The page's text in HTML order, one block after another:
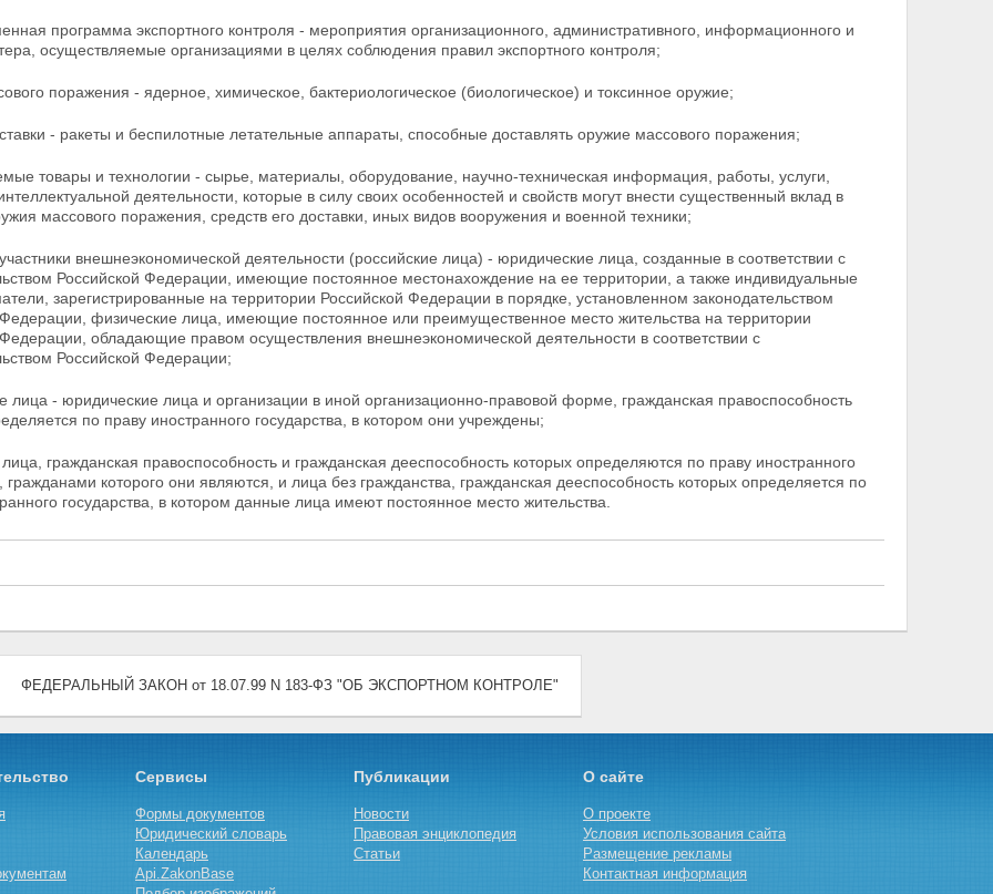
программа экспортного контроля - мероприятия организационного, административного, информационного и
осуществляемые организациями в целях соблюдения правил экспортного контроля;
поражения - ядерное, химическое, бактериологическое (биологическое) и токсинное оружие;
- ракеты и беспилотные летательные аппараты, способные доставлять оружие массового поражения;
товары и технологии - сырье, материалы, оборудование, научно-техническая информация, работы, услуги,
деятельности, которые в силу своих особенностей и свойств могут внести существенный вклад в
массового поражения, средств его доставки, иных видов вооружения и военной техники;
внешнеэкономической деятельности (российские лица) - юридические лица, созданные в соответствии с
Российской Федерации, имеющие постоянное местонахождение на ее территории, а также индивидуальные
зарегистрированные на территории Российской Федерации в порядке, установленном законодательством
Федерации, физические лица, имеющие постоянное или преимущественное место жительства на территории
обладающие правом осуществления внешнеэкономической деятельности в соответствии с
Российской Федерации;
лица - юридические лица и организации в иной организационно-правовой форме, гражданская правоспособность
по праву иностранного государства, в котором они учреждены;
гражданская правоспособность и гражданская дееспособность которых определяются по праву иностранного
гражданами которого они являются, и лица без гражданства, гражданская дееспособность которых определяется по
государства, в котором данные лица имеют постоянное место жительства.
ФЕДЕРАЛЬНЫЙ ЗАКОН от 18.07.99 N 183-ФЗ "ОБ ЭКСПОРТНОМ КОНТРОЛЕ"
Сервисы
Формы документов
Юридический словарь
Календарь
Api.ZakonBase
Публикации
Новости
Правовая энциклопедия
Статьи
О сайте
О проекте
Условия использования сайта
Размещение рекламы
Контактная информация